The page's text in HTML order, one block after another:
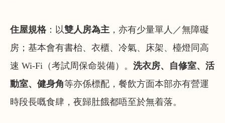
住屋規格：以雙人房為主 ，亦有少量單人／無障礙
房；基本會有書枱、衣櫃、冷氣、床架、檯燈同高
速 Wi-Fi（考試周保命裝備）。 洗衣房、自修室、活
動室、健身角等亦係標配，餐飲方面本部亦有營運
時段長嘅食肆，夜歸肚餓都唔至於無着落。